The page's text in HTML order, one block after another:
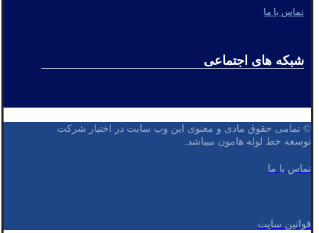
تماس با ما
شبکه های اجتماعی
© تمامی حقوق مادی و معنوی این وب سایت در اختیار شرکت
توسعه خط لوله هامون میباشد.
تماس با ما
قوانین سایت